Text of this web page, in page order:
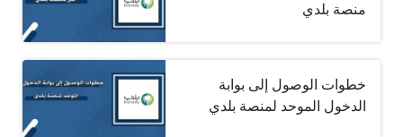
منصة بلدي
خطوات الوصول إلى بوابة
الدخول الموحد لمنصة بلدي